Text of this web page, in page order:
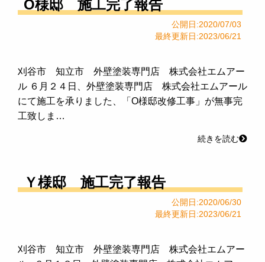
O様邸 施工完了報告
公開日:2020/07/03
最終更新日:2023/06/21
刈谷市 知立市 外壁塗装専門店 株式会社エムアー
ル ６月２４日、外壁塗装専門店 株式会社エムアール
にて施工を承りました、「O様邸改修工事」が無事完
工致しま…
続きを読む
Ｙ様邸 施工完了報告
公開日:2020/06/30
最終更新日:2023/06/21
刈谷市 知立市 外壁塗装専門店 株式会社エムアー